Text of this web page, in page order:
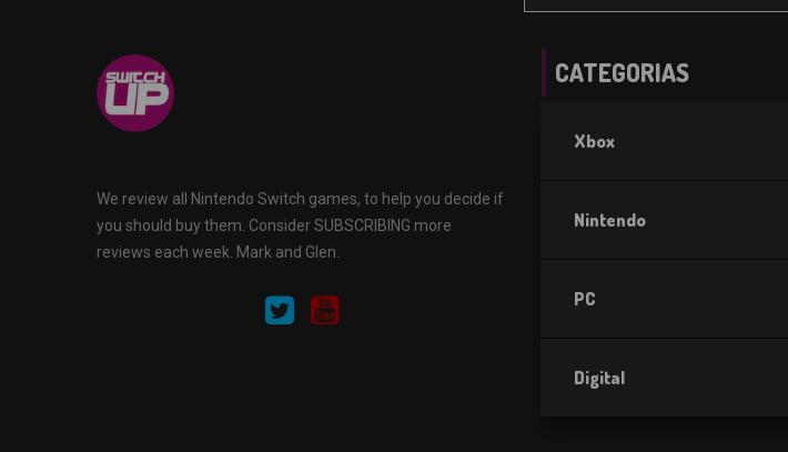
We review all Nintendo Switch games, to help you decide if
you should buy them. Consider SUBSCRIBING more
reviews each week. Mark and Glen.
CATEGORIAS
Xbox
Nintendo
PC
Digital